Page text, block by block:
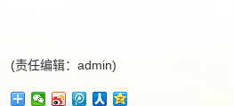
(责任编辑：admin)